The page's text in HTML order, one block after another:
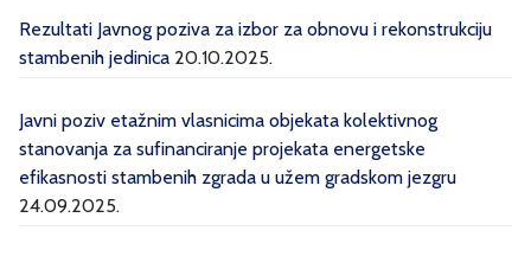
Rezultati Javnog poziva za izbor za obnovu i rekonstrukciju
stambenih jedinica 20.10.2025.
Javni poziv etažnim vlasnicima objekata kolektivnog
stanovanja za sufinanciranje projekata energetske
efikasnosti stambenih zgrada u užem gradskom jezgru
24.09.2025.